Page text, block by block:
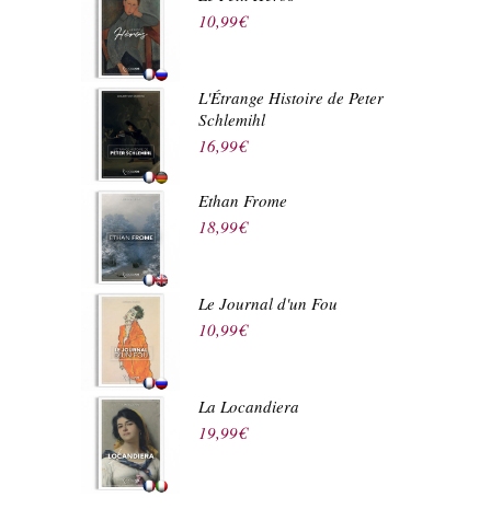
10,99€
L'Étrange Histoire de Peter
Schlemihl
16,99€
Ethan Frome
18,99€
Le Journal d'un Fou
10,99€
La Locandiera
19,99€